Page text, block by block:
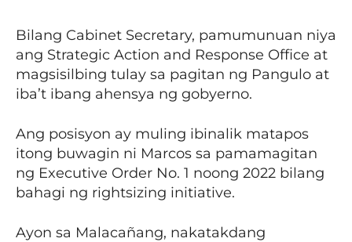
Bilang Cabinet Secretary, pamumunuan niya
ang Strategic Action and Response Office at
magsisilbing tulay sa pagitan ng Pangulo at
iba’t ibang ahensya ng gobyerno.
Ang posisyon ay muling ibinalik matapos
itong buwagin ni Marcos sa pamamagitan
ng Executive Order No. 1 noong 2022 bilang
bahagi ng rightsizing initiative.
Ayon sa Malacañang, nakatakdang